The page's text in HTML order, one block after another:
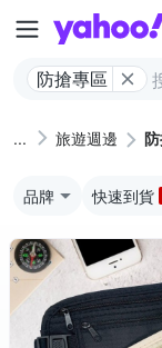
防搶專區
旅遊週邊
品牌 快速到貨